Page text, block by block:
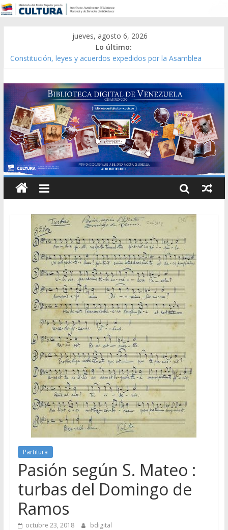
jueves, agosto 6, 2026
Lo último:
Constitución, leyes y acuerdos expedidos por la Asamblea
Modesta Bor Sánchez [material gráfico]
Gaceta Oficial de la República de Venezuela año CXXXIII Mes V,
Caracas 09 de marzo de 2006 N° 38.394
Catálogo temático de obras de Modesta Bor
Partitura
Pasión según S. Mateo :
turbas del Domingo de
Ramos
octubre 23, 2018 bdigital